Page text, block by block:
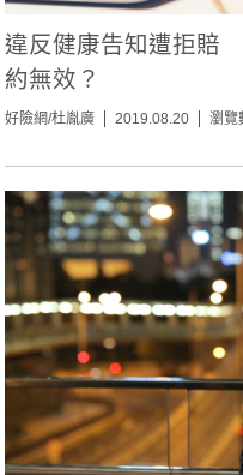
違反健康告知遭拒賠
約無效？
好險網/杜胤廣 2019.08.20 瀏覽